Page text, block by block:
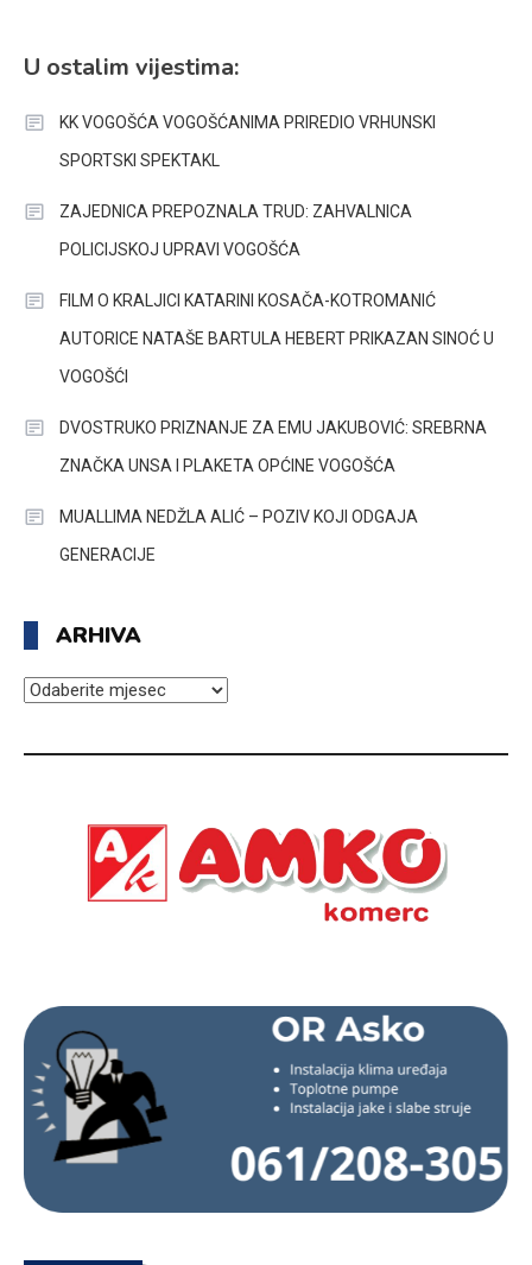
U ostalim vijestima:
KK VOGOŠĆA VOGOŠĆANIMA PRIREDIO VRHUNSKI
SPORTSKI SPEKTAKL
ZAJEDNICA PREPOZNALA TRUD: ZAHVALNICA
POLICIJSKOJ UPRAVI VOGOŠĆA
FILM O KRALJICI KATARINI KOSAČA-KOTROMANIĆ
AUTORICE NATAŠE BARTULA HEBERT PRIKAZAN SINOĆ U
VOGOŠĆI
DVOSTRUKO PRIZNANJE ZA EMU JAKUBOVIĆ: SREBRNA
ZNAČKA UNSA I PLAKETA OPĆINE VOGOŠĆA
MUALLIMA NEDŽLA ALIĆ – POZIV KOJI ODGAJA
GENERACIJE
ARHIVA
ARHIVA